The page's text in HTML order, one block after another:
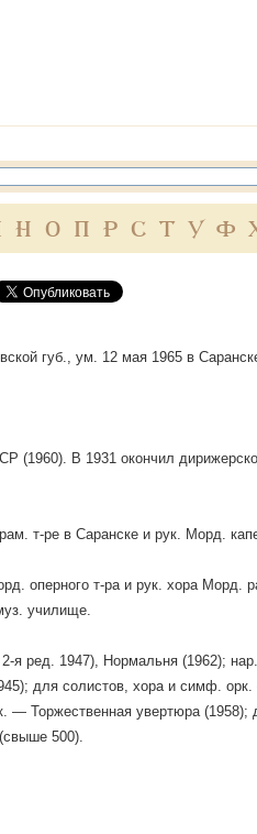
Н О П Р С Т У Ф
губ., ум. 12 мая 1965 в
(1960). В 1931 окончил
т-ре в Саранске и рук. Морд.
оперного т-ра и рук. хора
училище.
ред. 1947), Нормальня (1962);
для солистов, хора и симф.
Торжественная увертюра
500).